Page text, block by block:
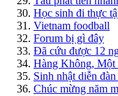
Học sinh đi thực
Vietnam foodball
Forum bị gì đây
Đã cứu được 12
Hàng Không, Một
Sinh nhật diễn
Chúc mừng năm